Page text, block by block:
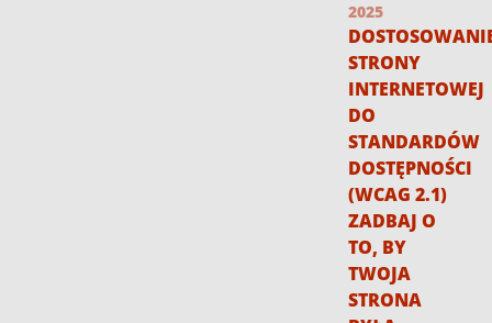
2025
STRONY
INTERNETOWEJ
DO
STANDARDÓW
DOSTĘPNOŚCI
(WCAG 2.1)
ZADBAJ O
TO, BY
TWOJA
STRONA